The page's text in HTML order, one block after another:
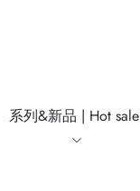
系列&新品 | Hot sale